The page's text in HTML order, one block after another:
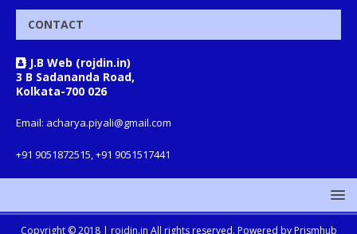
CONTACT
J.B Web (rojdin.in)
3 B Sadananda Road,
Kolkata-700 026
Email: acharya.piyali@gmail.com
+91 9051872515, +91 9051517441
Copyright © 2018 | rojdin.in All rights reserved. Powered by Prismhub